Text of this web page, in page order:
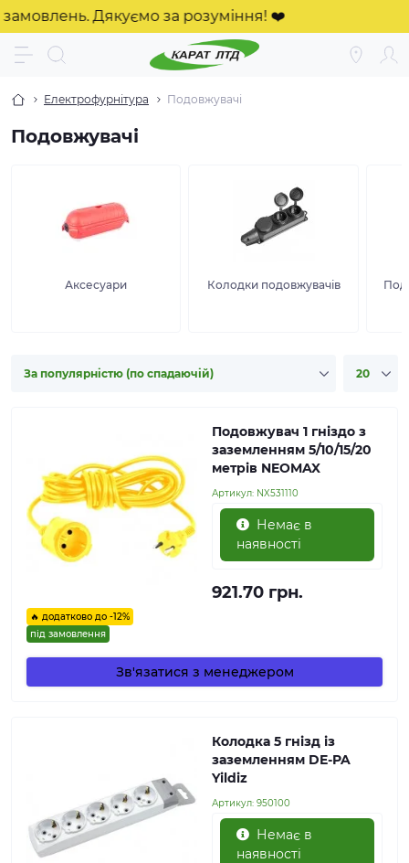
Дякуємо за розуміння! ❤️
Електрофурнітура Подовжувачі
Подовжувачі
Аксесуари Колодки подовжувачів
🔥 додатково до -12%
під замовлення
Подовжувач 1 гніздо з
заземленням 5/10/15/20
метрів NEOMAX
Артикул: NX531110
Немає в
наявності
921.70 грн.
Зв'язатися з менеджером
Колодка 5 гнізд із
заземленням DE-PA
Yildiz
Артикул: 950100
Немає в
наявності